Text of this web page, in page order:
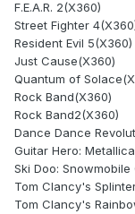
F.E.A.R. 2(X360)
Street Fighter
Resident Evil 5(X360)
Just Cause(X360)
Quantum of
Rock Band(X360)
Rock Band2(X360)
Dance Dance
Guitar Hero:
Ski Doo:
Tom Clancy's
Tom Clancy's